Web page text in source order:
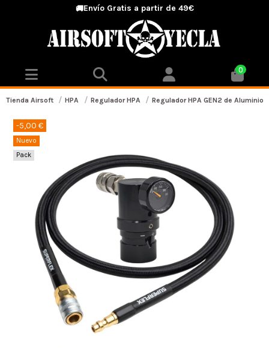
🚚Envío Gratis a partir de 49€
0
Tienda Airsoft HPA Regulador HPA Regulador HPA GEN2 de Aluminio
-5,00 €
Nuevo
Pack